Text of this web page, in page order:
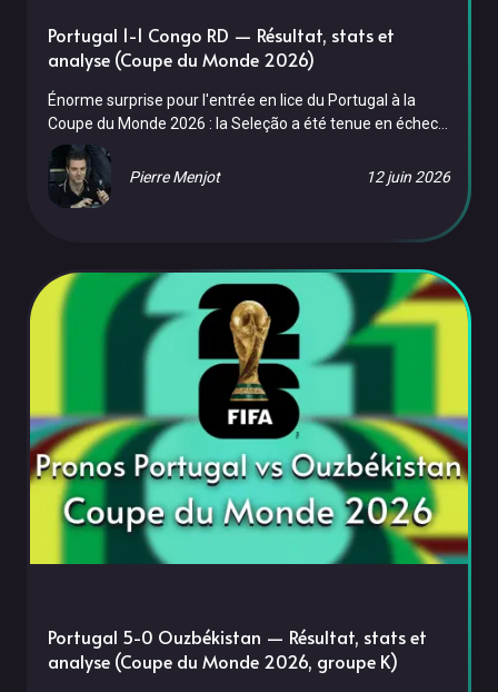
Portugal 1-1 Congo RD — Résultat, stats et
analyse (Coupe du Monde 2026)
Énorme surprise pour l'entrée en lice du Portugal à la
Coupe du Monde 2026 : la Seleção a été tenue en échec
par la RD Congo, 1-1, ce mercredi 17 juin à Houston, dans
le Groupe K. Malgré une ouverture du score précoce de
João Neves et une domination écrasante de la
sur un bloc congolais discipliné, qui a égalisé par Yoane
Pierre Menjot 12 juin 2026
Portugal 5-0 Ouzbékistan — Résultat, stats et
analyse (Coupe du Monde 2026, groupe K)